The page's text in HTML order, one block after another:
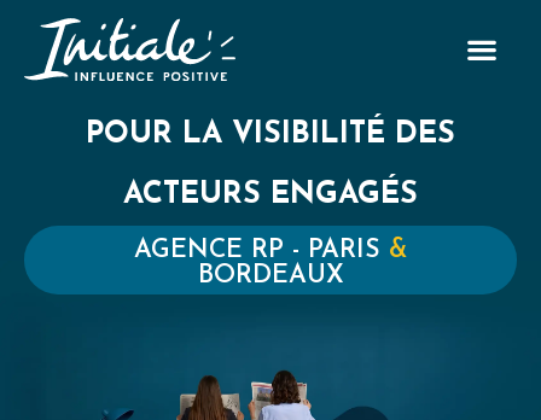
POUR LA VISIBILITÉ DES
ACTEURS ENGAGÉS
AGENCE RP - PARIS &
BORDEAUX